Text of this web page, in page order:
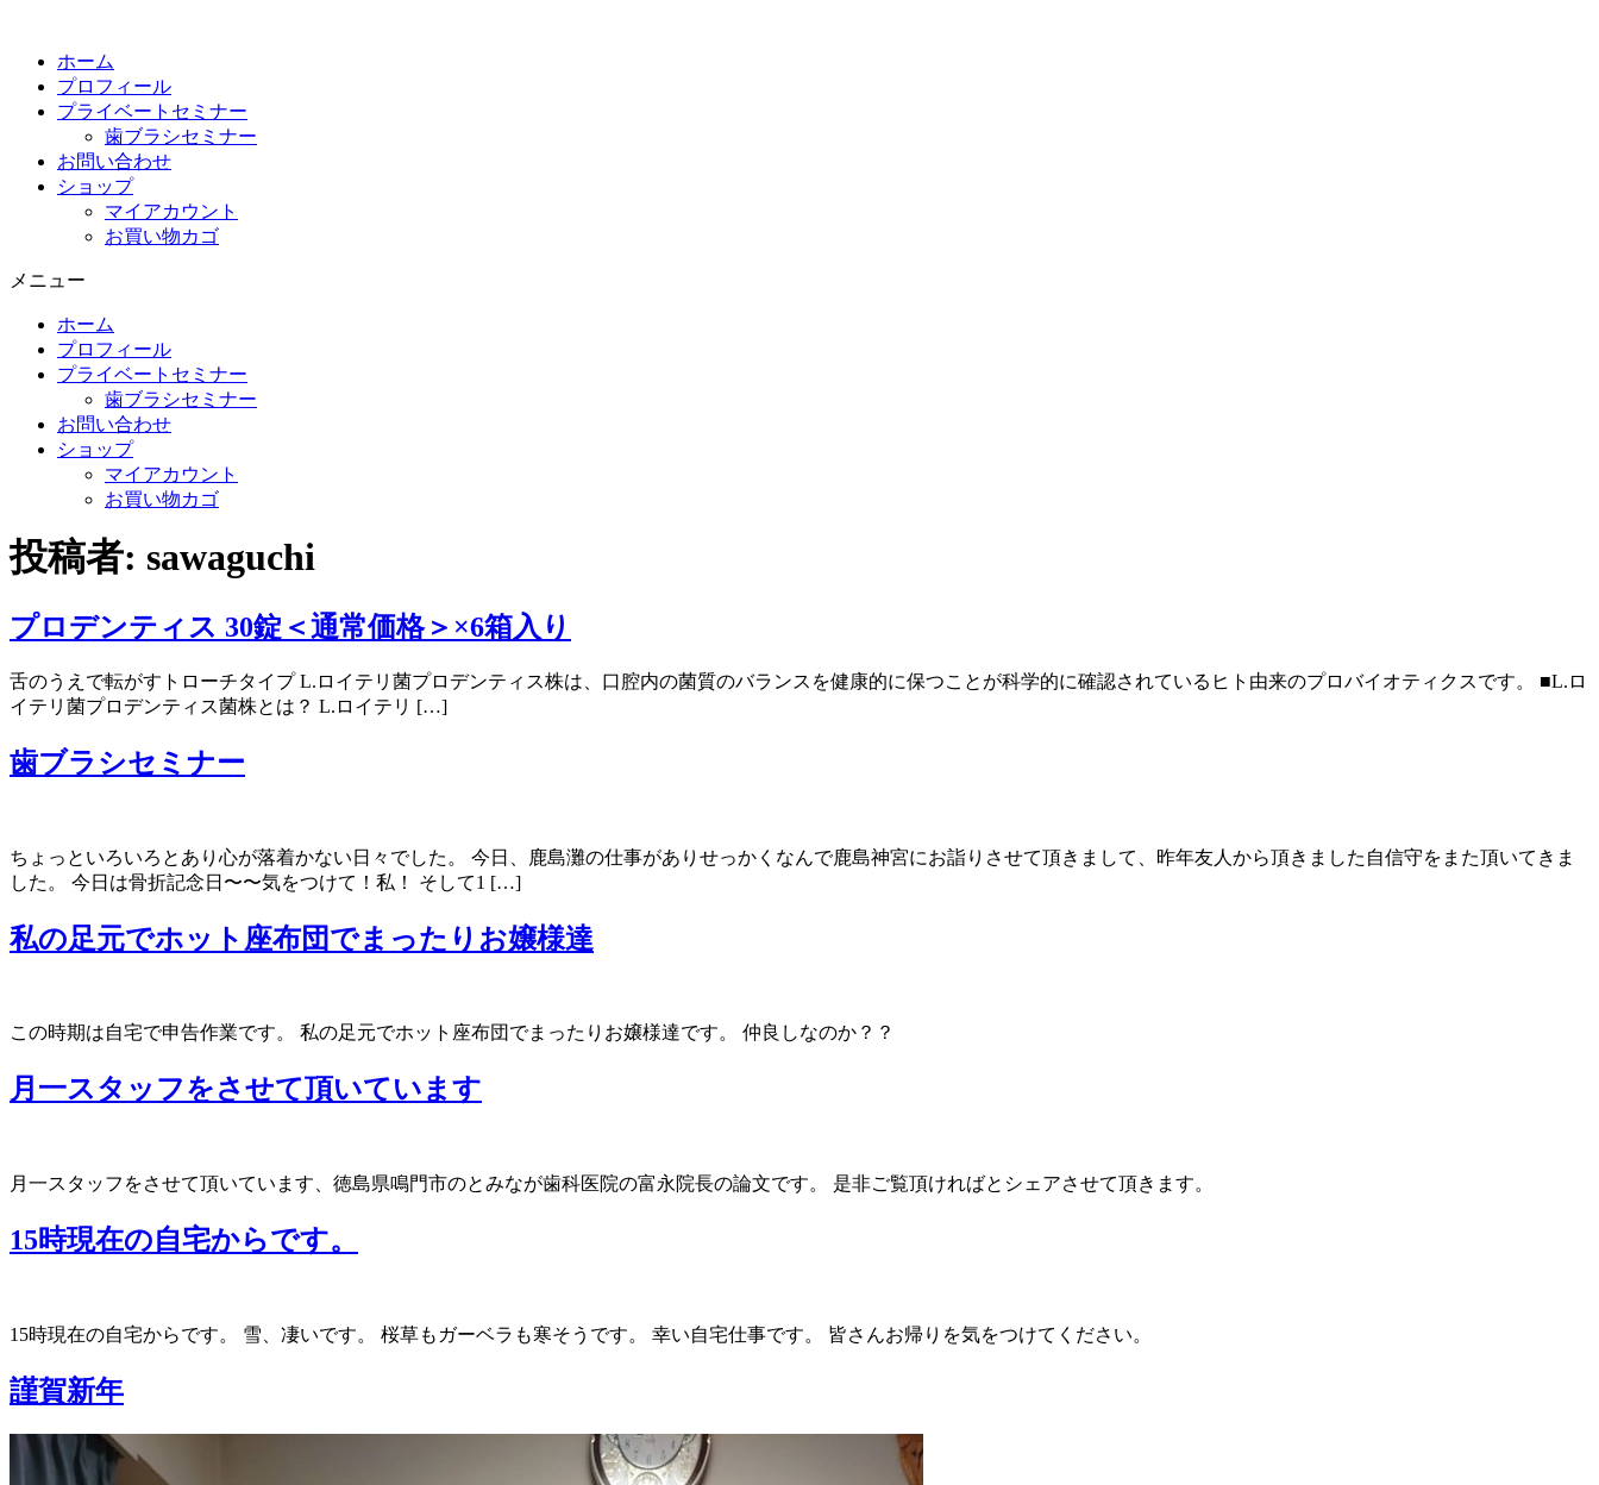
ホーム
プロフィール
プライベートセミナー
歯ブラシセミナー
お問い合わせ
ショップ
マイアカウント
お買い物カゴ
メニュー
ホーム
プロフィール
プライベートセミナー
歯ブラシセミナー
お問い合わせ
ショップ
マイアカウント
お買い物カゴ
投稿者: sawaguchi
プロデンティス 30錠＜通常価格＞×6箱入り
舌のうえで転がすトローチタイプ L.ロイテリ菌プロデンティス株は、口腔内の菌質のバランスを健康的に保つことが科学的に確認されているヒト由来のプロバイオティクスです。 ■L.ロ
イテリ菌プロデンティス菌株とは？ L.ロイテリ […]
歯ブラシセミナー
ちょっといろいろとあり心が落着かない日々でした。 今日、鹿島灘の仕事がありせっかくなんで鹿島神宮にお詣りさせて頂きまして、昨年友人から頂きました自信守をまた頂いてきま
した。 今日は骨折記念日〜〜気をつけて！私！ そして1 […]
私の足元でホット座布団でまったりお嬢様達
この時期は自宅で申告作業です。 私の足元でホット座布団でまったりお嬢様達です。 仲良しなのか？？
月一スタッフをさせて頂いています
月一スタッフをさせて頂いています、徳島県鳴門市のとみなが歯科医院の富永院長の論文です。 是非ご覧頂ければとシェアさせて頂きます。
15時現在の自宅からです。
15時現在の自宅からです。 雪、凄いです。 桜草もガーベラも寒そうです。 幸い自宅仕事です。 皆さんお帰りを気をつけてください。
謹賀新年